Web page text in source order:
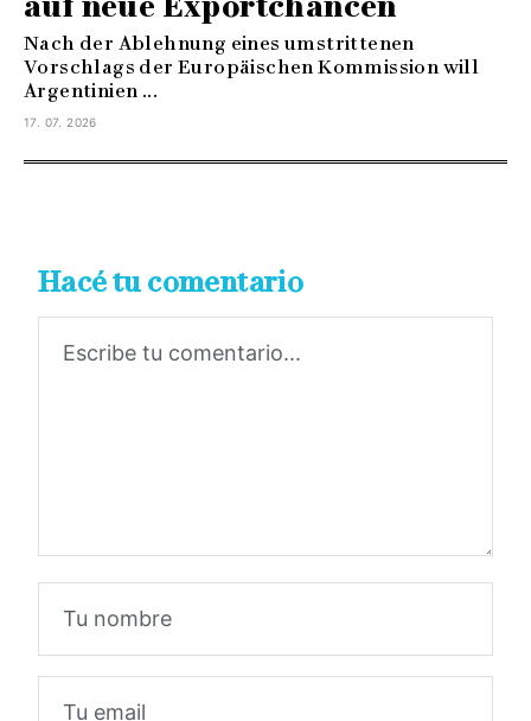
Nach der Ablehnung eines umstrittenen
Vorschlags der Europäischen Kommission will
Argentinien ...
17. 07. 2026
Hacé tu comentario